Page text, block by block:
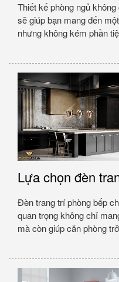
Thiết kế phòng ngủ
sẽ giúp bạn mang đến
nhưng không kém phần
Lựa chọn đèn
Đèn trang trí phòng bếp
quan trọng không chỉ
mà còn giúp căn phòng